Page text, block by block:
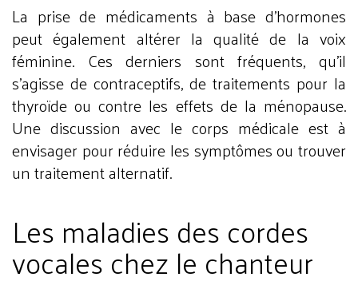
La prise de médicaments à base d'hormones
peut également altérer la qualité de la voix
féminine. Ces derniers sont fréquents, qu'il
s'agisse de contraceptifs, de traitements pour la
thyroïde ou contre les effets de la ménopause.
Une discussion avec le corps médicale est à
envisager pour réduire les symptômes ou trouver
un traitement alternatif.
Les maladies des cordes
vocales chez le chanteur